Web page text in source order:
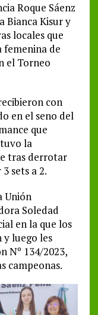
Roque Sáenz
Bianca Kisur y
locales que
de
el Torneo
con
en el seno del
que
la
tras derrotar
sets a 2.
Unión
Soledad
en la que los
y luego les
Nº 134/2023,
campeonas.